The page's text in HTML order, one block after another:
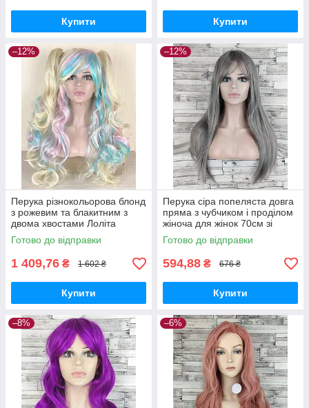
Купити Купити
–12%
Перука різнокольорова блонд
з рожевим та блакитним з
двома хвостами Лоліта
хвиляста довга 70см жіноча
штучна
Готово до відправки
1 409,76 ₴ 1 602 ₴
Купити
–12%
Перука сіра попеляста довга
пряма з чубчиком і проділом
жіноча для жінок 70см зі
штучного волосся
Готово до відправки
594,88 ₴ 676 ₴
Купити
–8% –6%